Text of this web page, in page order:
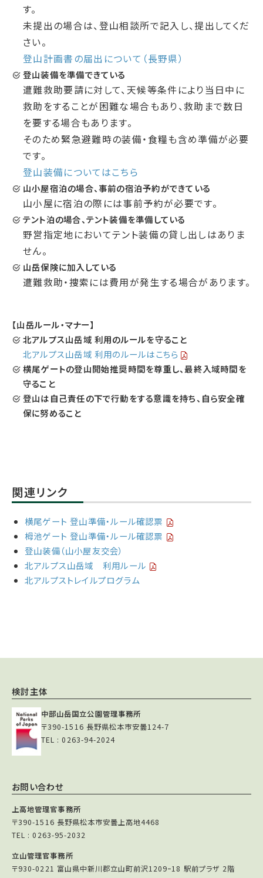
す。
未提出の場合は、登山相談所で記入し、提出してくだ
さい。
登山計画書の届出について（長野県）
登山装備を準備できている
遭難救助要請に対して、天候等条件により当日中に
救助をすることが困難な場合もあり、救助まで数日
を要する場合もあります。
そのため緊急避難時の装備・食糧も含め準備が必要
です。
登山装備についてはこちら
山小屋宿泊の場合、事前の宿泊予約ができている
山小屋に宿泊の際には事前予約が必要です。
テント泊の場合、テント装備を準備している
野営指定地においてテント装備の貸し出しはありま
せん。
山岳保険に加入している
遭難救助・捜索には費用が発生する場合があります。
【山岳ルール・マナー】
北アルプス山岳域 利用のルールを守ること
北アルプス山岳域 利用のルールはこちら
横尾ゲートの登山開始推奨時間を尊重し、最終入域時間を
守ること
登山は自己責任の下で行動をする意識を持ち、自ら安全確
保に努めること
関連リンク
横尾ゲート 登山準備・ルール確認票
栂池ゲート 登山準備・ルール確認票
登山装備（山小屋友交会）
北アルプス山岳域 利用ルール
北アルプストレイルプログラム
検討主体
中部山岳国立公園管理事務所
〒390-1516 長野県松本市安曇124-7
TEL : 0263-94-2024
お問い合わせ
上高地管理官事務所
〒390-1516 長野県松本市安曇上高地4468
TEL : 0263-95-2032
立山管理官事務所
〒930-0221 富山県中新川郡立山町前沢1209ｰ18 駅前プラザ 2階